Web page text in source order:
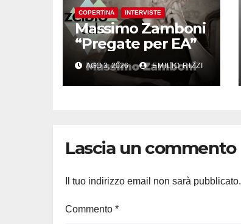
COPERTINA INTERVISTE
Massimo Zamboni
“Pregate per EA”
AGO 3, 2026 EMILIO RIZZI
Lascia un commento
Il tuo indirizzo email non sarà pubblicato.
Commento *